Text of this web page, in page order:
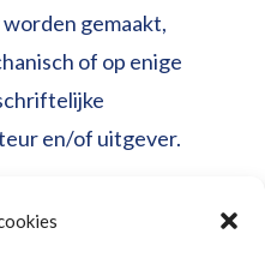
gemaakt,
of op enige
en/of uitgever.